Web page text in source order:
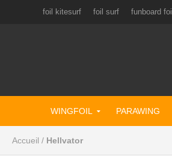
foil kitesurf foil surf funboard foil
WINGFOIL PARAWING
Accueil / Hellvator